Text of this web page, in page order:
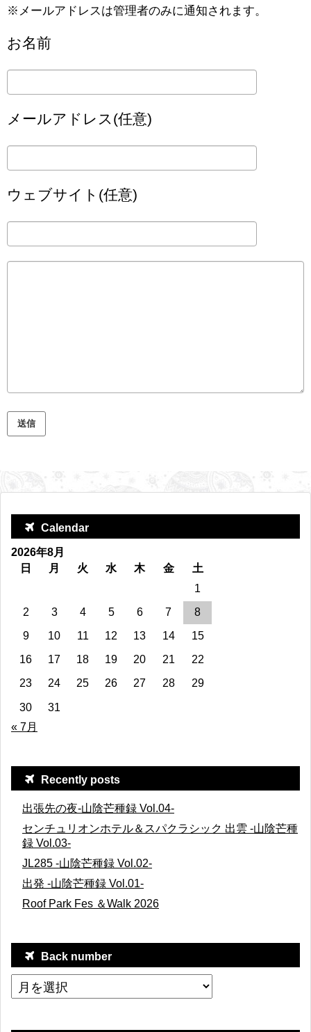
※メールアドレスは管理者のみに通知されます。
お名前
メールアドレス(任意)
ウェブサイト(任意)
Calendar
2026年8月
日
月 火 水 木 金
土
1
2
3 4 5 6 7
8
9
10 11 12 13 14
15
16
17 18 19 20 21
22
23
24 25 26 27 28 29
30
31
« 7月
Recently posts
出張先の夜-山陰芒種録 Vol.04-
センチュリオンホテル＆スパクラシック 出雲 -山陰芒種
録 Vol.03-
JL285 -山陰芒種録 Vol.02-
出発 -山陰芒種録 Vol.01-
Roof Park Fes ＆Walk 2026
Back number